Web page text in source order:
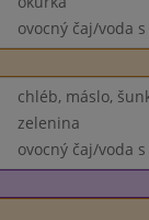
ovocný čaj/voda
chléb, máslo,
zelenina
ovocný čaj/voda